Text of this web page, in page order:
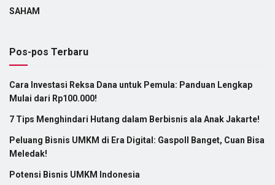
SAHAM
Pos-pos Terbaru
Cara Investasi Reksa Dana untuk Pemula: Panduan Lengkap
Mulai dari Rp100.000!
7 Tips Menghindari Hutang dalam Berbisnis ala Anak Jakarte!
Peluang Bisnis UMKM di Era Digital: Gaspoll Banget, Cuan Bisa
Meledak!
Potensi Bisnis UMKM Indonesia